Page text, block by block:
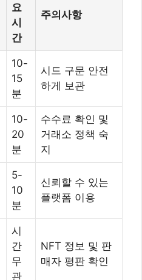
요
시
간
주의사항
10-
15
분
시드 구문 안전
하게 보관
10-
20
분
수수료 확인 및
거래소 정책 숙
지
5-
10
분
신뢰할 수 있는
플랫폼 이용
시
간
무
관
NFT 정보 및 판
매자 평판 확인